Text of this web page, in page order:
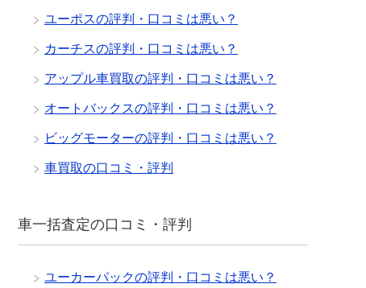
ユーポスの評判・口コミは悪い？
カーチスの評判・口コミは悪い？
アップル車買取の評判・口コミは悪い？
オートバックスの評判・口コミは悪い？
ビッグモーターの評判・口コミは悪い？
車買取の口コミ・評判
車一括査定の口コミ・評判
ユーカーパックの評判・口コミは悪い？